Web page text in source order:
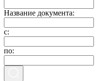
Название документа:
с:
по: